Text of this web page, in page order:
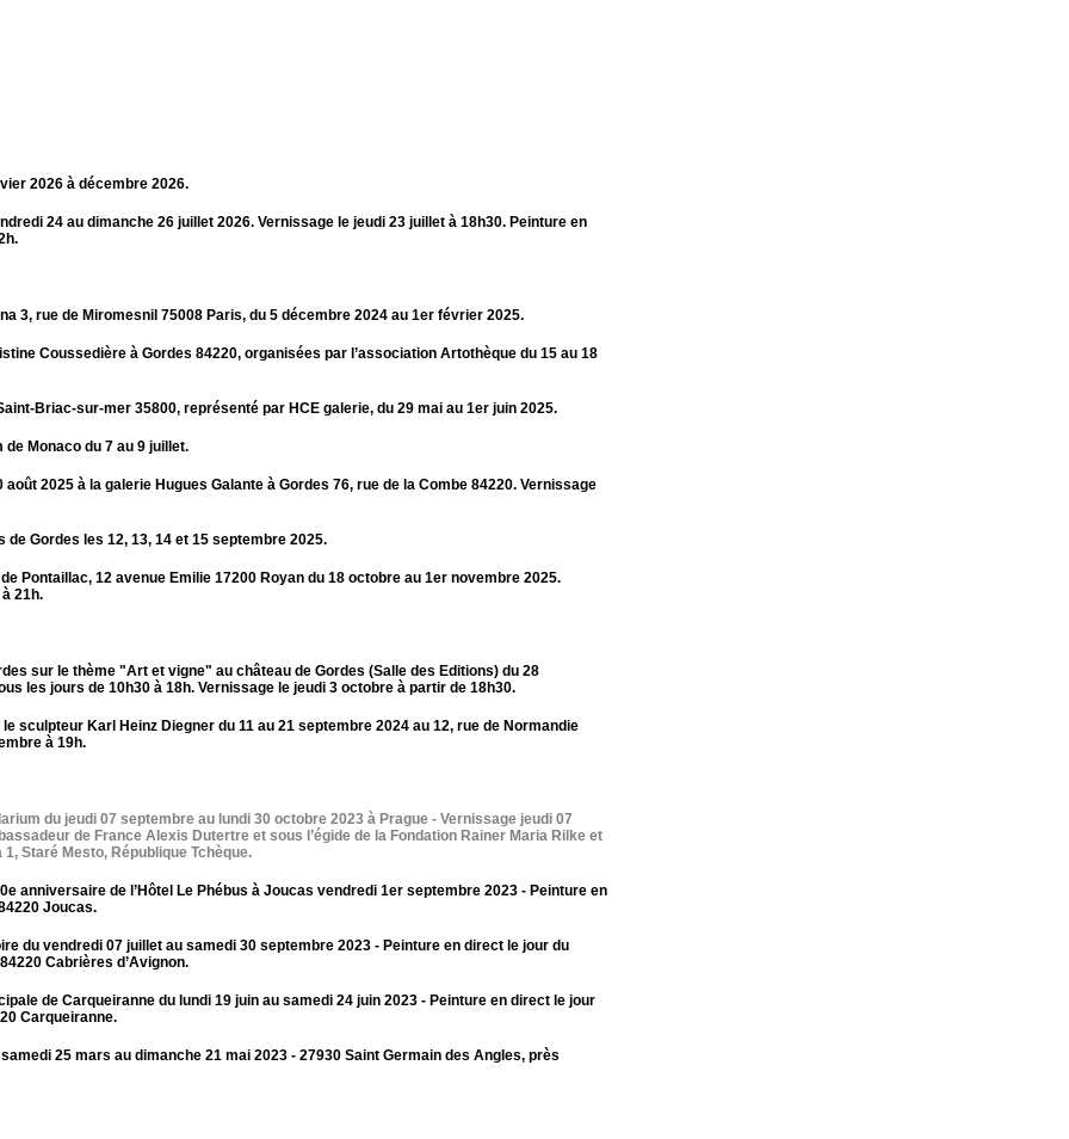
2026 à décembre 2026.
24 au dimanche 26 juillet 2026. Vernissage le jeudi 23 juillet à 18h30. Peinture en
3, rue de Miromesnil 75008 Paris, du 5 décembre 2024 au 1er février 2025.
Coussedière à Gordes 84220, organisées par l’association Artothèque du 15 au 18
Briac-sur-mer 35800, représenté par HCE galerie, du 29 mai au 1er juin 2025.
Monaco du 7 au 9 juillet.
2025 à la galerie Hugues Galante à Gordes 76, rue de la Combe 84220. Vernissage
Gordes les 12, 13, 14 et 15 septembre 2025.
Pontaillac, 12 avenue Emilie 17200 Royan du 18 octobre au 1er novembre 2025.
21h.
sur le thème "Art et vigne" au château de Gordes (Salle des Editions) du 28
les jours de 10h30 à 18h. Vernissage le jeudi 3 octobre à partir de 18h30.
le sculpteur Karl Heinz Diegner du 11 au 21 septembre 2024 au 12, rue de Normandie
à 19h.
du jeudi 07 septembre au lundi 30 octobre 2023 à Prague - Vernissage jeudi 07
de France Alexis Dutertre et sous l’égide de la Fondation Rainer Maria Rilke et
Staré Mesto, République Tchèque.
anniversaire de l’Hôtel Le Phébus à Joucas vendredi 1er septembre 2023 - Peinture en
Joucas.
du vendredi 07 juillet au samedi 30 septembre 2023 - Peinture en direct le jour du
Cabrières d’Avignon.
de Carqueiranne du lundi 19 juin au samedi 24 juin 2023 - Peinture en direct le jour
Carqueiranne.
25 mars au dimanche 21 mai 2023 - 27930 Saint Germain des Angles, près